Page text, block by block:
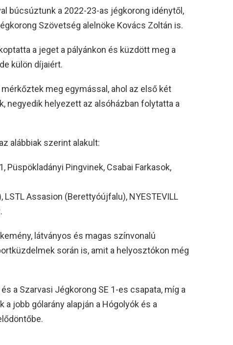
búcsúztunk a 2022-23-as jégkorong idénytől,
Szövetség alelnöke Kovács Zoltán is.
a jeget a pályánkon és küzdött meg a
külön díjaiért.
meg egymással, ahol az első két
negyedik helyezett az alsóházban folytatta a
alábbiak szerint alakult:
Püspökladányi Pingvinek, Csabai Farkasok,
Assasion (Berettyóújfalu), NYESTEVILL
látványos és magas színvonalú
során is, amit a helyosztókon még
a Szarvasi Jégkorong SE 1-es csapata, míg a
jobb gólarány alapján a Hógolyók és a